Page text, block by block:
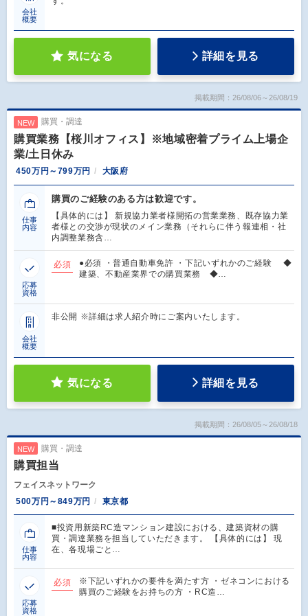
会社
概要
気になる 詳細を見る
掲載期間：26/08/06～26/08/19
NEW 購買・調達
購買業務【桜川オフィス】※地域密着プライム上場企
業/土日休み
450万円～799万円 大阪府
仕事
内容
購買のご経験のある方は歓迎です。
【具体的には】 新規協力業者様開拓の営業業務、既存協力業
者様との交渉が現状のメイン業務（それらに伴う報連相・社
内調整業務含…
応募
資格
必須
●必須 ・普通自動車免許 ・下記いずれかのご経験 ◆
建築、不動産業界での購買業務 ◆…
会社
概要
非公開 ※詳細は求人紹介時にご案内いたします。
気になる 詳細を見る
掲載期間：26/08/05～26/08/18
NEW 購買・調達
購買担当
フェイスネットワーク
500万円～849万円
東京都
仕事
内容
■投資用新築RC造マンション建設における、建築資材の購
買・調達業務を担当していただきます。 【具体的には】 現
在、各現場ごと…
応募
資格
必須
※下記いずれかの要件を満たす方 ・ゼネコンにおける
購買のご経験をお持ちの方 ・RC造…